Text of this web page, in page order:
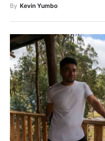
By Kevin Yumbo